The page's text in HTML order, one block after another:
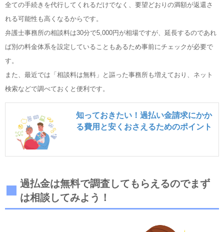
全ての手続きを代行してくれるだけでなく、要望どおりの満額が返還さ
れる可能性も高くなるからです。
弁護士事務所の相談料は30分で5,000円が相場ですが、延長するのであれ
ば別の料金体系を設定していることもあるため事前にチェックが必要で
す。
また、最近では「相談料は無料」と謳った事務所も増えており、ネット
検索などで調べておくと便利です。
知っておきたい！過払い金請求にかか
る費用と安くおさえるためのポイント
過払金は無料で調査してもらえるのでまず
は相談してみよう！